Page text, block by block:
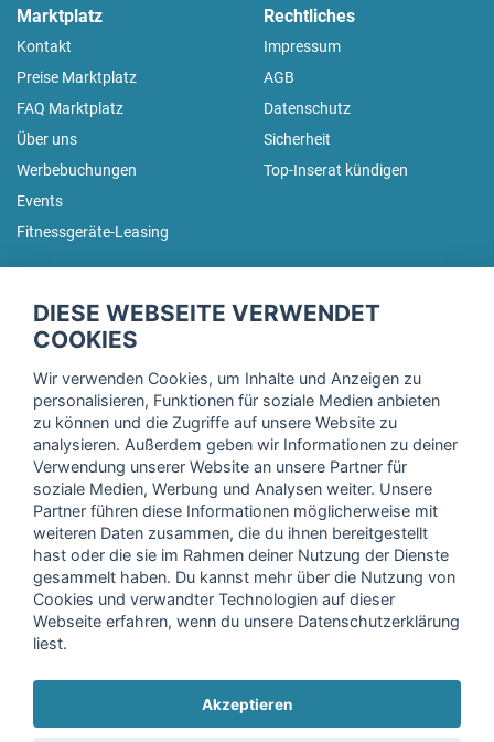
Marktplatz
Kontakt
Preise Marktplatz
FAQ Marktplatz
Über uns
Werbebuchungen
Events
Fitnessgeräte-Leasing
Rechtliches
Impressum
AGB
Datenschutz
Sicherheit
Top-Inserat kündigen
Trage dich hier für unseren Newsletter ein und erhalte regelmäßig
Ich stimme der Verarbeitung meiner Daten, wie in der
Einwilligungserklärungder fitnessmarkt.de services GmbH
beschrieben, zu und bestätige, dass ich das 16. Lebensjahr
vollendet habe. Ich kann diese Einwilligung jederzeit mit
Wirkung für die Zukunft widerrufen. Weitere Informationen
finden Sie in unsererDatenschutzerklärung.
DIESE WEBSEITE VERWENDET
COOKIES
Wir verwenden Cookies, um Inhalte und Anzeigen zu
personalisieren, Funktionen für soziale Medien anbieten
zu können und die Zugriffe auf unsere Website zu
analysieren. Außerdem geben wir Informationen zu deiner
Verwendung unserer Website an unsere Partner für
soziale Medien, Werbung und Analysen weiter. Unsere
Partner führen diese Informationen möglicherweise mit
weiteren Daten zusammen, die du ihnen bereitgestellt
hast oder die sie im Rahmen deiner Nutzung der Dienste
gesammelt haben. Du kannst mehr über die Nutzung von
Cookies und verwandter Technologien auf dieser
Webseite erfahren, wenn du unsere Datenschutzerklärung
liest.
Akzeptieren